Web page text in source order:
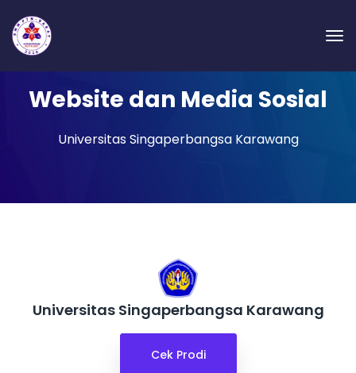
Website dan Media Sosial
Universitas Singaperbangsa Karawang
Universitas Singaperbangsa Karawang
Cek Prodi